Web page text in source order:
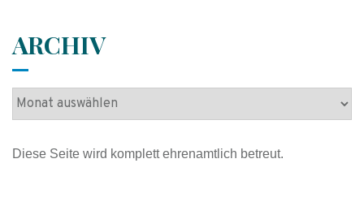
ARCHIV
A
h
Diese Seite wird komplett ehrenamtlich betreut.